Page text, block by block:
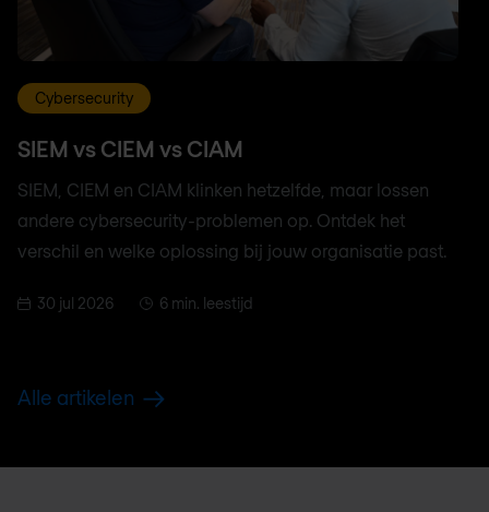
Cybersecurity
SIEM vs CIEM vs CIAM
SIEM, CIEM en CIAM klinken hetzelfde, maar lossen
andere cybersecurity-problemen op. Ontdek het
verschil en welke oplossing bij jouw organisatie past.
30 jul 2026 6 min. leestijd
Alle artikelen